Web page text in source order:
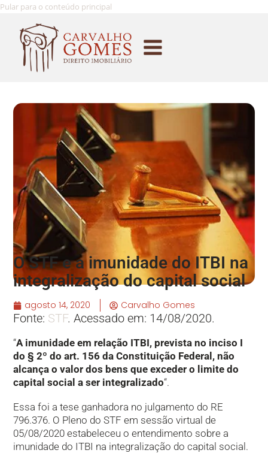
Pular para o conteúdo principal
O STF e a imunidade do ITBI na
integralização do capital social
agosto 14, 2020 Carvalho Gomes
Fonte: STF. Acessado em: 14/08/2020.
“A imunidade em relação ITBI, prevista no inciso I
do § 2º do art. 156 da Constituição Federal, não
alcança o valor dos bens que exceder o limite do
capital social a ser integralizado“.
Essa foi a tese ganhadora no julgamento do RE
796.376. O Pleno do STF em sessão virtual de
05/08/2020 estabeleceu o entendimento sobre a
imunidade do ITBI na integralização do capital social.